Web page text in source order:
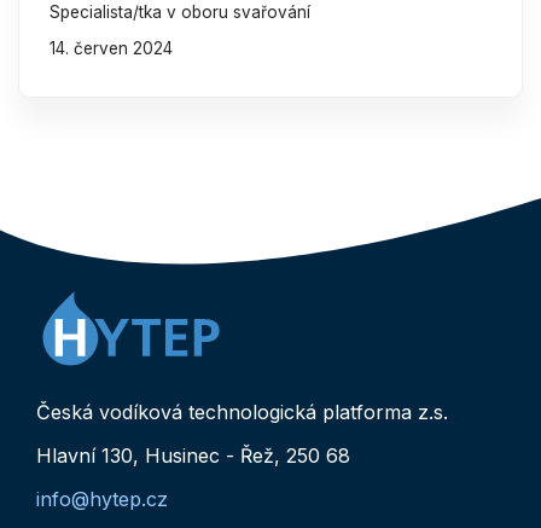
Specialista/tka v oboru svařování
14. červen 2024
Česká vodíková technologická platforma z.s.
Hlavní 130, Husinec - Řež, 250 68
info@hytep.cz